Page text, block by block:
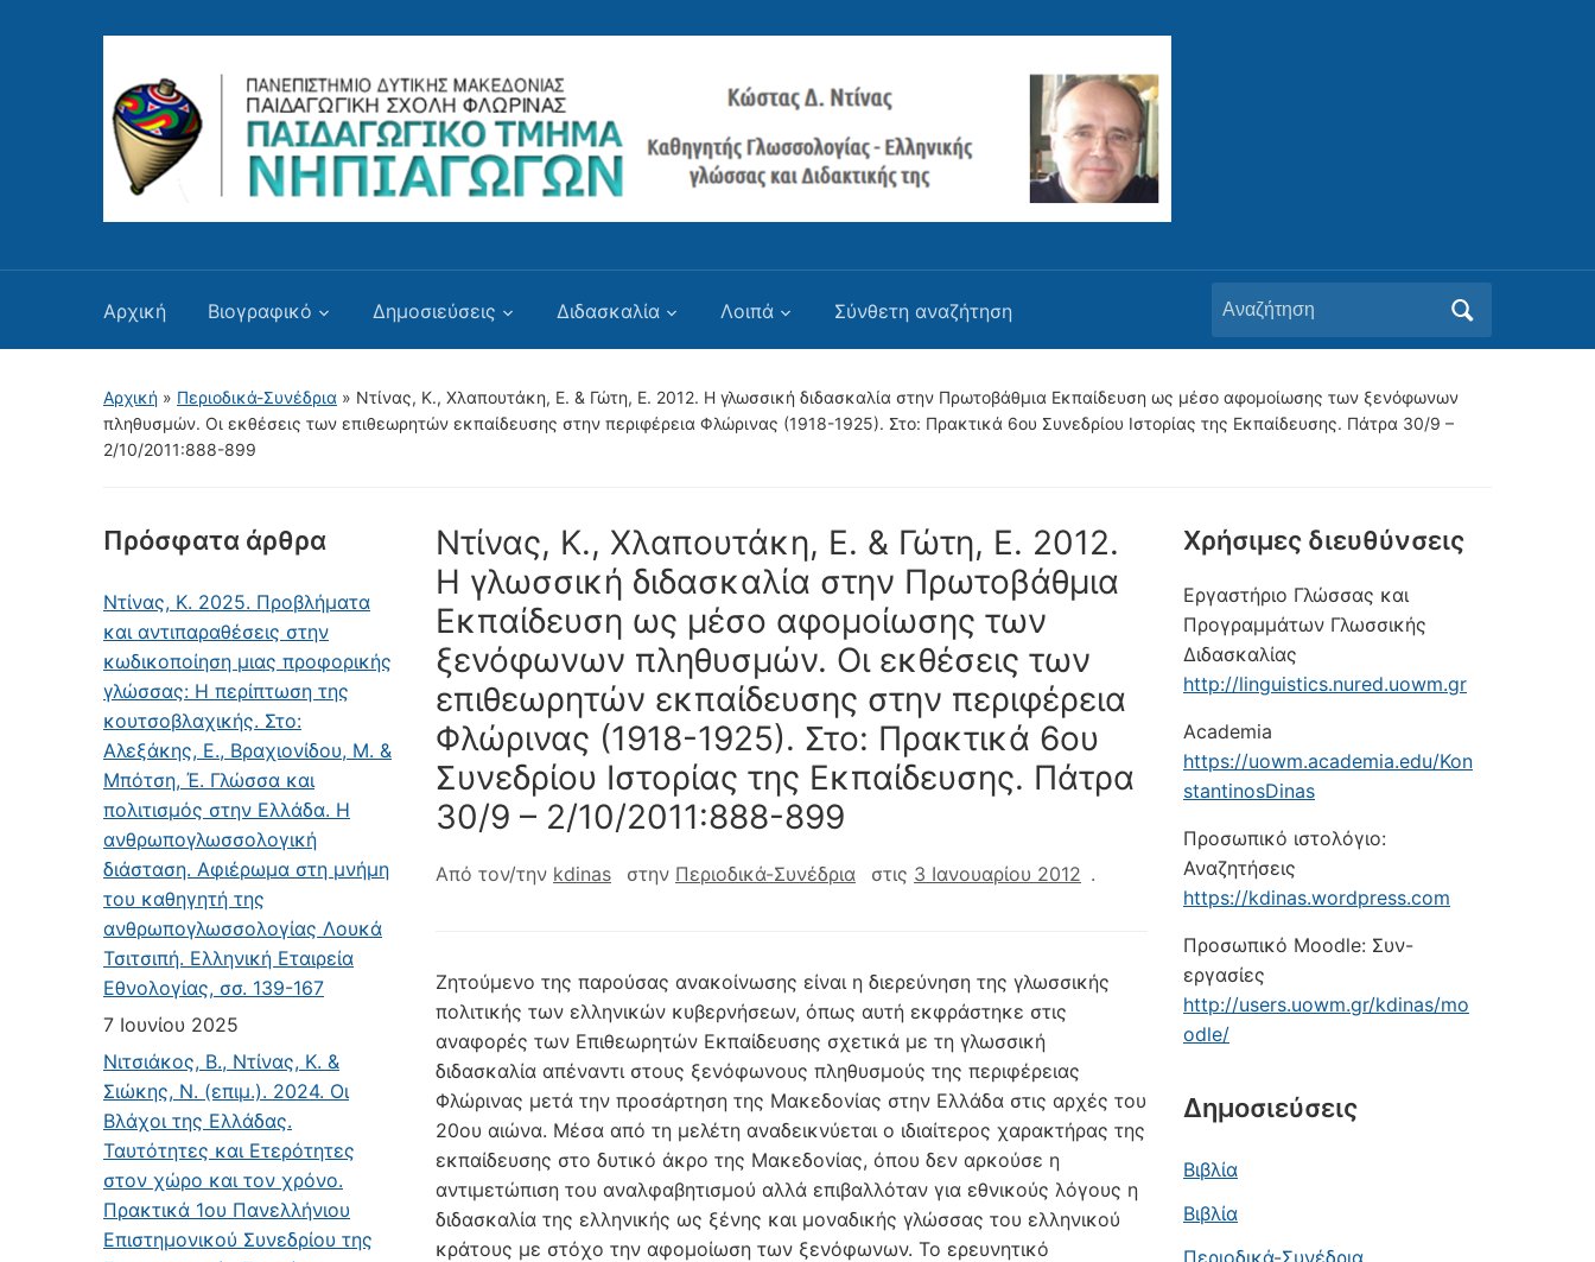
Αρχική Βιογραφικό Δημοσιεύσεις Διδασκαλία Λοιπά Σύνθετη αναζήτηση
Αναζήτηση
για:
Αρχική » Περιοδικά-Συνέδρια » Ντίνας, Κ., Χλαπουτάκη, Ε. & Γώτη, Ε. 2012. Η γλωσσική διδασκαλία στην Πρωτοβάθμια Εκπαίδευση ως μέσο αφομοίωσης των ξενόφωνων
πληθυσμών. Οι εκθέσεις των επιθεωρητών εκπαίδευσης στην περιφέρεια Φλώρινας (1918-1925). Στο: Πρακτικά 6ου Συνεδρίου Ιστορίας της Εκπαίδευσης. Πάτρα 30/9 –
2/10/2011:888-899
Πρόσφατα άρθρα
Ντίνας, Κ. 2025. Προβλήματα
και αντιπαραθέσεις στην
κωδικοποίηση μιας προφορικής
γλώσσας: Η περίπτωση της
κουτσοβλαχικής. Στο:
Αλεξάκης, Ε., Βραχιονίδου, Μ. &
Μπότση, Έ. Γλώσσα και
πολιτισμός στην Ελλάδα. Η
ανθρωπογλωσσολογική
διάσταση. Αφιέρωμα στη μνήμη
του καθηγητή της
ανθρωπογλωσσολογίας Λουκά
Τσιτσιπή. Ελληνική Εταιρεία
Εθνολογίας, σσ. 139-167
7 Ιουνίου 2025
Νιτσιάκος, Β., Ντίνας, Κ. &
Σιώκης, Ν. (επιμ.). 2024. Οι
Βλάχοι της Ελλάδας.
Ταυτότητες και Ετερότητες
στον χώρο και τον χρόνο.
Πρακτικά 1ου Πανελλήνιου
Επιστημονικού Συνεδρίου της
Ντίνας, Κ., Χλαπουτάκη, Ε. & Γώτη, Ε. 2012.
Η γλωσσική διδασκαλία στην Πρωτοβάθμια
Εκπαίδευση ως μέσο αφομοίωσης των
ξενόφωνων πληθυσμών. Οι εκθέσεις των
επιθεωρητών εκπαίδευσης στην περιφέρεια
Φλώρινας (1918-1925). Στο: Πρακτικά 6ου
Συνεδρίου Ιστορίας της Εκπαίδευσης. Πάτρα
30/9 – 2/10/2011:888-899
Από τον/την kdinas στην Περιοδικά-Συνέδρια στις 3 Ιανουαρίου 2012 .
Ζητούμενο της παρούσας ανακοίνωσης είναι η διερεύνηση της γλωσσικής
πολιτικής των ελληνικών κυβερνήσεων, όπως αυτή εκφράστηκε στις
αναφορές των Επιθεωρητών Εκπαίδευσης σχετικά με τη γλωσσική
διδασκαλία απέναντι στους ξενόφωνους πληθυσμούς της περιφέρειας
Φλώρινας μετά την προσάρτηση της Μακεδονίας στην Ελλάδα στις αρχές του
20ου αιώνα. Μέσα από τη μελέτη αναδεικνύεται ο ιδιαίτερος χαρακτήρας της
εκπαίδευσης στο δυτικό άκρο της Μακεδονίας, όπου δεν αρκούσε η
αντιμετώπιση του αναλφαβητισμού αλλά επιβαλλόταν για εθνικούς λόγους η
διδασκαλία της ελληνικής ως ξένης και μοναδικής γλώσσας του ελληνικού
κράτους με στόχο την αφομοίωση των ξενόφωνων. Το ερευνητικό
Xρήσιμες διευθύνσεις
Εργαστήριο Γλώσσας και
Προγραμμάτων Γλωσσικής
Διδασκαλίας
http://linguistics.nured.uowm.gr
Academia
https://uowm.academia.edu/Kon
stantinosDinas
Προσωπικό ιστολόγιο:
Αναζητήσεις
https://kdinas.wordpress.com
Προσωπικό Moodle: Συν-
εργασίες
http://users.uowm.gr/kdinas/mo
odle/
Δημοσιεύσεις
Βιβλία
Βιβλία
Περιοδικά-Συνέδρια